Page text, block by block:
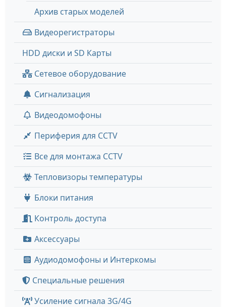
Архив старых моделей
Видеорегистраторы
HDD диски и SD Карты
Сетевое оборудование
Сигнализация
Видеодомофоны
Периферия для CCTV
Все для монтажа CCTV
Тепловизоры температуры
Блоки питания
Контроль доступа
Аксессуары
Аудиодомофоны и Интеркомы
Специальные решения
Усиление сигнала 3G/4G